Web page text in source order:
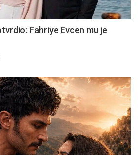
Fahriye Evcen mu je